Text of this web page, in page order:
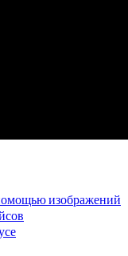
изображений